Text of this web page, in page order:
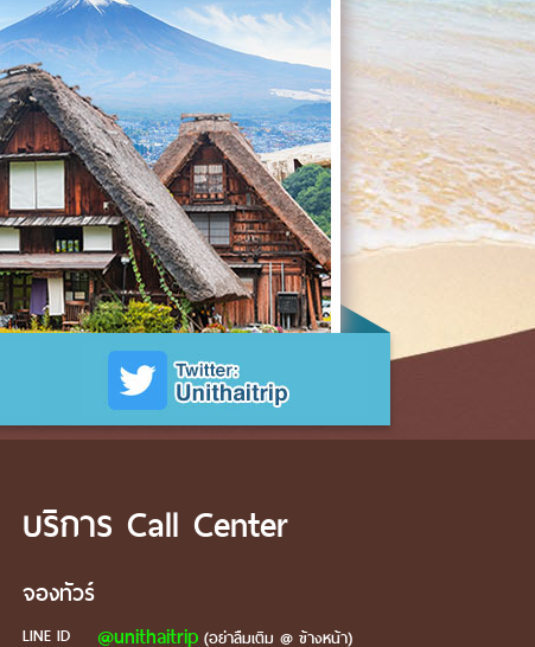
บริการ Call Center
จองทัวร์
LINE ID @unithaitrip(อย่าลืมเติม @ ข้างหน้า)